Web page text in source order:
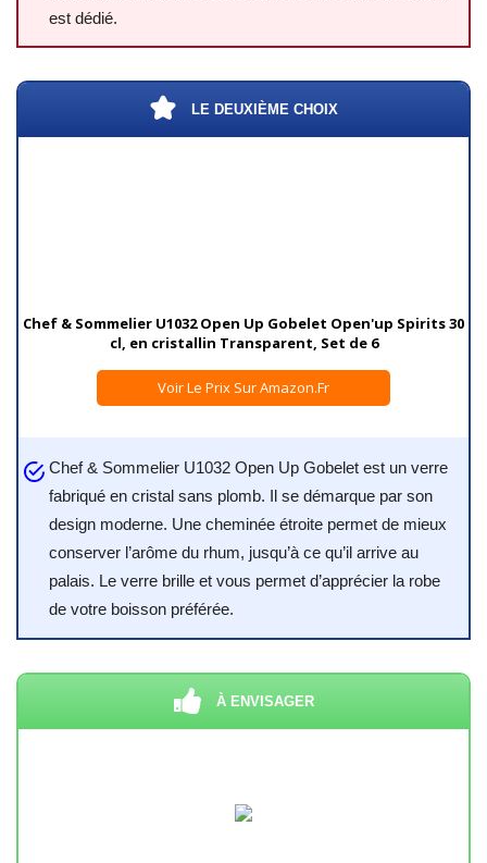
est dédié.
LE DEUXIÈME CHOIX
Chef & Sommelier U1032 Open Up Gobelet Open'up Spirits 30
cl, en cristallin Transparent, Set de 6
Voir Le Prix Sur Amazon.fr
Chef & Sommelier U1032 Open Up Gobelet est un verre
fabriqué en cristal sans plomb. Il se démarque par son
design moderne. Une cheminée étroite permet de mieux
conserver l’arôme du rhum, jusqu’à ce qu’il arrive au
palais. Le verre brille et vous permet d’apprécier la robe
de votre boisson préférée.
À ENVISAGER